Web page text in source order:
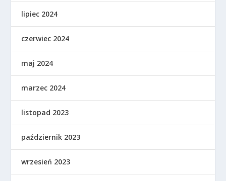
lipiec 2024
czerwiec 2024
maj 2024
marzec 2024
listopad 2023
październik 2023
wrzesień 2023